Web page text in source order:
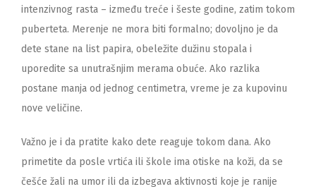
intenzivnog rasta – između treće i šeste godine, zatim tokom
puberteta. Merenje ne mora biti formalno; dovoljno je da
dete stane na list papira, obeležite dužinu stopala i
uporedite sa unutrašnjim merama obuće. Ako razlika
postane manja od jednog centimetra, vreme je za kupovinu
nove veličine.
Važno je i da pratite kako dete reaguje tokom dana. Ako
primetite da posle vrtića ili škole ima otiske na koži, da se
češće žali na umor ili da izbegava aktivnosti koje je ranije